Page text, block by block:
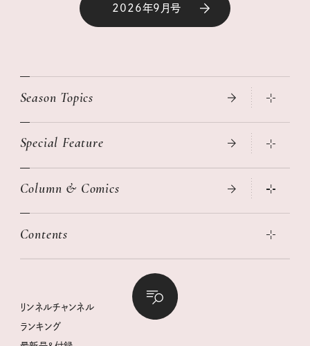
2026年9月号
Season Topics
真夏のひんやりグッズ 2026
ニトリ・イケア・無印良品で賢くおしゃれなインテリア
絶品、お餅レシピ大集合！
クラフトビール案内
母の日に贈りたい、お花モチーフのアイテム
Special Feature
2026年春夏 トレンドファッションニュース
女子旅おすすめスポット 暮らすように心地いいリンネル旅ガイ
私の住むまち、好きな場所。LOCAL LIFE REPORT
リンネル 暮らしの道具大賞
ナチュラルメイクレッスン
Column & Comics
ぐれいさん
清水みさとの食いしんぼう寄り道サウナ
空想喫茶トラノコクさんのあの店この店、喫茶訪問日記
Contents
リンネルおしゃれファッションスナップ
リンネル暮らし部
リンネルチャンネル
おぱんつ君のわくわく楽しい一週間占い
リンネルチャンネル
ランキング